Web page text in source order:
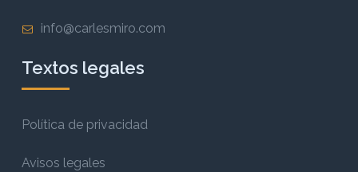
info@carlesmiro.com
Textos legales
Política de privacidad
Avisos legales